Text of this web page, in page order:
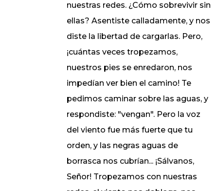
nuestras redes. ¿Cómo sobrevivir sin
ellas? Asentiste calladamente, y nos
diste la libertad de cargarlas. Pero,
¡cuántas veces tropezamos,
nuestros pies se enredaron, nos
impedían ver bien el camino! Te
pedimos caminar sobre las aguas, y
respondiste: "vengan". Pero la voz
del viento fue más fuerte que tu
orden, y las negras aguas de
borrasca nos cubrían... ¡Sálvanos,
Señor! Tropezamos con nuestras